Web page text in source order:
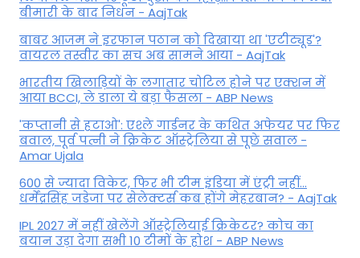
बीमारी के बाद निधन - AajTak
बाबर आजम ने इरफान पठान को दिखाया था 'एटीट्यूड'?
वायरल तस्वीर का सच अब सामने आया - AajTak
भारतीय खिलाड़ियों के लगातार चोटिल होने पर एक्शन में
आया BCCI, ले डाला ये बड़ा फैसला - ABP News
'कप्तानी से हटाओ': एश्ले गार्डनर के कथित अफेयर पर फिर
बवाल, पूर्व पत्नी ने क्रिकेट ऑस्ट्रेलिया से पूछे सवाल -
Amar Ujala
600 से ज्यादा विकेट, फिर भी टीम इंडिया में एंट्री नहीं...
धर्मेंद्रसिंह जडेजा पर सेलेक्टर्स कब होंगे मेहरबान? - AajTak
IPL 2027 में नहीं खेलेंगे ऑस्ट्रेलियाई क्रिकेटर? कोच का
बयान उड़ा देगा सभी 10 टीमों के होश - ABP News